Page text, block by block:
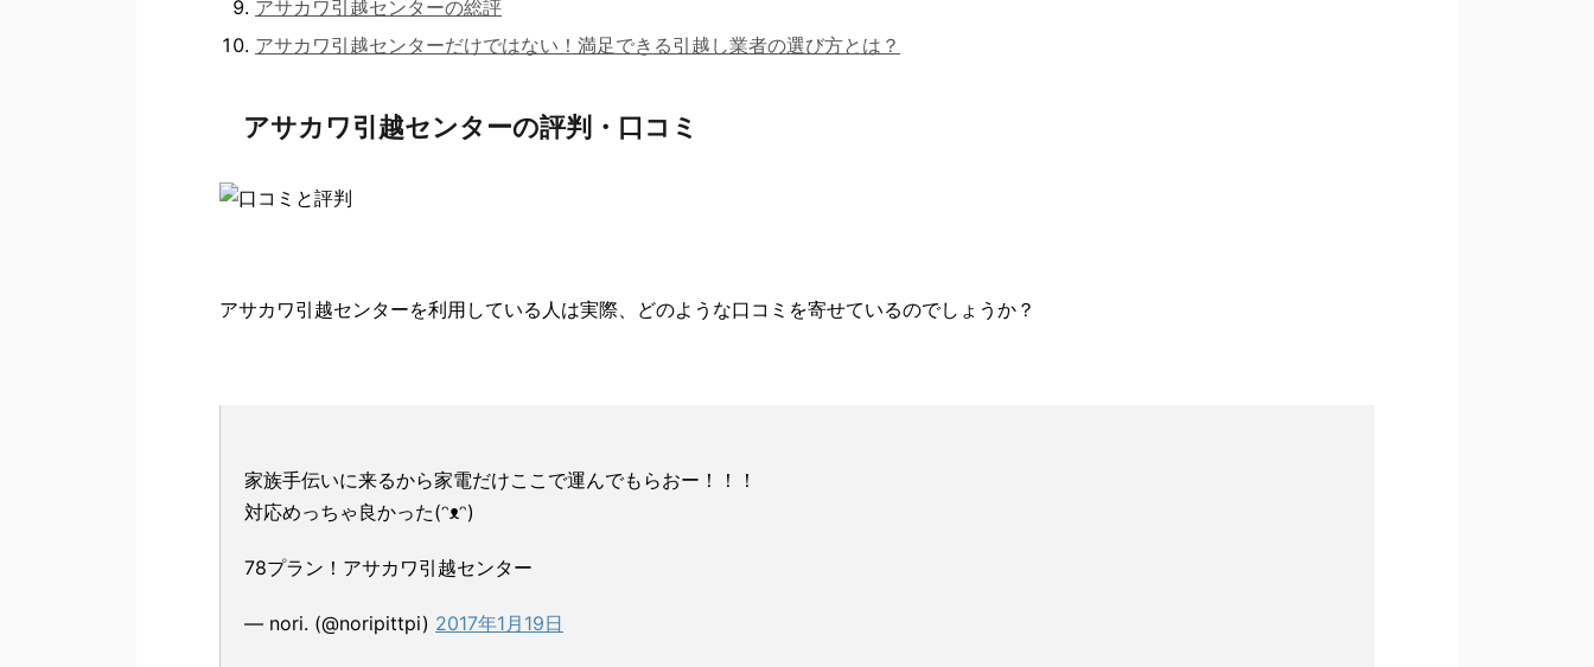
アサカワ引越センターの総評
アサカワ引越センターだけではない！満足できる引越し業者の選び方とは？
アサカワ引越センターの評判・口コミ
アサカワ引越センターを利用している人は実際、どのような口コミを寄せているのでしょうか？
家族手伝いに来るから家電だけここで運んでもらおー！！！
対応めっちゃ良かった(ᵔᴥᵔ)
78プラン！アサカワ引越センター
— nori. (@noripittpi) 2017年1月19日